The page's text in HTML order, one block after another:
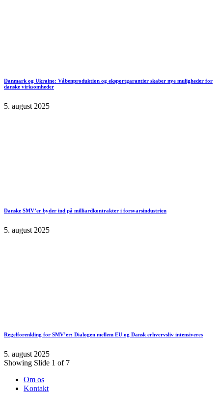
Danmark og Ukraine: Våbenproduktion og eksportgarantier skaber nye muligheder for
danske virksomheder
5. august 2025
Danske SMV’er byder ind på milliardkontrakter i forsvarsindustrien
5. august 2025
Regelforenkling for SMV’er: Dialogen mellem EU og Dansk erhvervsliv intensiveres
5. august 2025
Showing Slide 1 of 7
Om os
Kontakt